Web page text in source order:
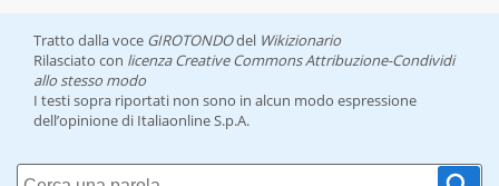
Tratto dalla voce GIROTONDOdel Wikizionario
Rilasciato con licenza Creative Commons Attribuzione-Condividi
allo stesso modo
I testi sopra riportati non sono in alcun modo espressione
dell’opinione di Italiaonline S.p.A.